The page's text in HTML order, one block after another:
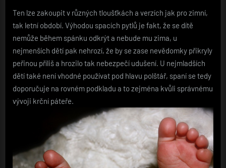
Ten lze zakoupit v různých tloušťkách a verzích jak pro zimní,
tak letní období. Výhodou spacích pytlů je fakt, že se dítě
nemůže během spánku odkrýt a nebude mu zima, u
nejmenších dětí pak nehrozí, že by se zase nevědomky přikryly
peřinou příliš a hrozilo tak nebezpečí udušení. U nejmladších
dětí také není vhodné používat pod hlavu polštář, spaní se tedy
doporučuje na rovném podkladu a to zejména kvůli správnému
vývoji krční páteře.